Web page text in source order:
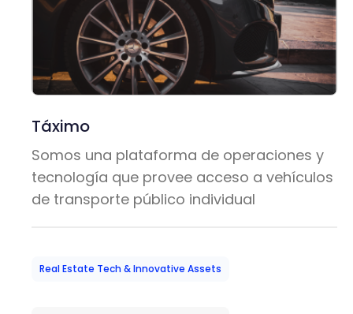
Táximo
Somos una plataforma de operaciones y
tecnología que provee acceso a vehículos
de transporte público individual
Real Estate Tech & Innovative Assets